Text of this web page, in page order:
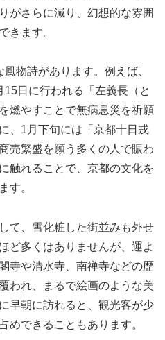
がさらに減り、幻想的な雰囲
きます。
物詩があります。例えば、
日に行われる「左義長（と
燃やすことで無病息災を祈願
、1月下旬には「京都十日戎
売繁盛を願う多くの人で賑わ
触れることで、京都の文化を
す。
て、雪化粧した街並みも外せ
ど多くはありませんが、運よ
寺や清水寺、南禅寺などの歴
われ、まるで絵画のような美
早朝に訪れると、観光客が少
めできることもあります。